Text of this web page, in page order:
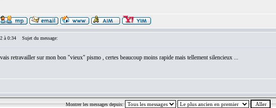
à 0:34 Sujet du message:
retravailler sur mon bon "vieux" pismo , certes beaucoup moins rapide mais tellement silencieux ...
Montrer les messages depuis: